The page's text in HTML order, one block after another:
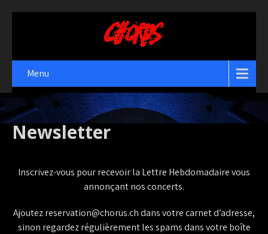
Menu
Newsletter
Inscrivez-vous pour recevoir la Lettre Hebdomadaire vous
annonçant nos concerts.
Ajoutez reservation@chorus.ch dans votre carnet d’adresse,
sinon regardez régulièrement les spams dans votre boîte